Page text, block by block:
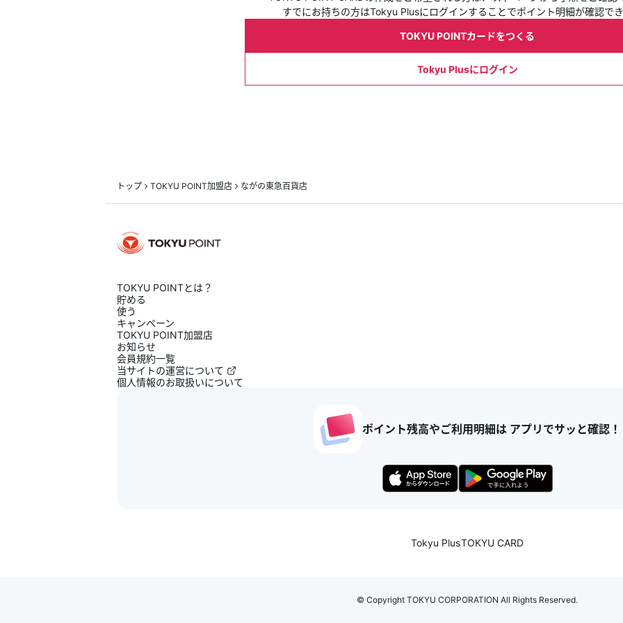
すでにお持ちの方はTokyu Plusにログインすることでポイント明細が確認で
TOKYU POINTカードをつくる
Tokyu Plusにログイン
トップ TOKYU POINT加盟店 ながの東急百貨店
TOKYU POINTとは？
貯める
使う
キャンペーン
TOKYU POINT加盟店
お知らせ
会員規約一覧
当サイトの運営について
個人情報のお取扱いについて
ポイント残高やご利用明細は アプリでサッと確認！
Tokyu PlusTOKYU CARD
© Copyright TOKYU CORPORATION All Rights Reserved.